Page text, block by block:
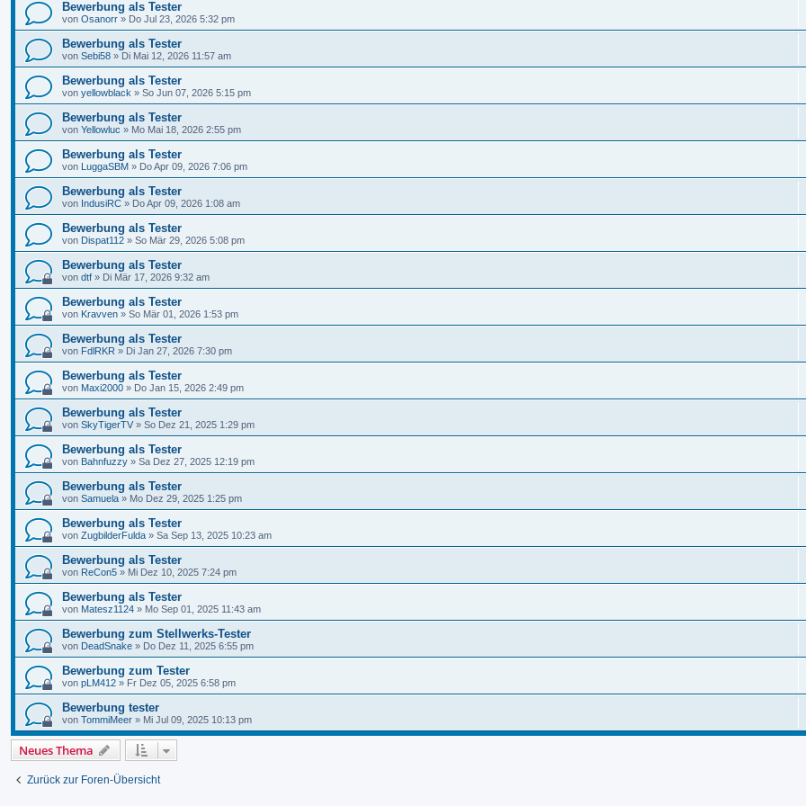
Bewerbung als Tester
von Osanorr » Do Jul 23, 2026 5:32 pm
Bewerbung als Tester
von Sebi58 » Di Mai 12, 2026 11:57 am
Bewerbung als Tester
von yellowblack » So Jun 07, 2026 5:15 pm
Bewerbung als Tester
von Yellowluc » Mo Mai 18, 2026 2:55 pm
Bewerbung als Tester
von LuggaSBM » Do Apr 09, 2026 7:06 pm
Bewerbung als Tester
von IndusiRC » Do Apr 09, 2026 1:08 am
Bewerbung als Tester
von Dispat112 » So Mär 29, 2026 5:08 pm
Bewerbung als Tester
von dtf » Di Mär 17, 2026 9:32 am
Bewerbung als Tester
von Kravven » So Mär 01, 2026 1:53 pm
Bewerbung als Tester
von FdlRKR » Di Jan 27, 2026 7:30 pm
Bewerbung als Tester
von Maxi2000 » Do Jan 15, 2026 2:49 pm
Bewerbung als Tester
von SkyTigerTV » So Dez 21, 2025 1:29 pm
Bewerbung als Tester
von Bahnfuzzy » Sa Dez 27, 2025 12:19 pm
Bewerbung als Tester
von Samuela » Mo Dez 29, 2025 1:25 pm
Bewerbung als Tester
von ZugbilderFulda » Sa Sep 13, 2025 10:23 am
Bewerbung als Tester
von ReCon5 » Mi Dez 10, 2025 7:24 pm
Bewerbung als Tester
von Matesz1124 » Mo Sep 01, 2025 11:43 am
Bewerbung zum Stellwerks-Tester
von DeadSnake » Do Dez 11, 2025 6:55 pm
Bewerbung zum Tester
von pLM412 » Fr Dez 05, 2025 6:58 pm
Bewerbung tester
von TommiMeer » Mi Jul 09, 2025 10:13 pm
Neues Thema
Zurück zur Foren-Übersicht